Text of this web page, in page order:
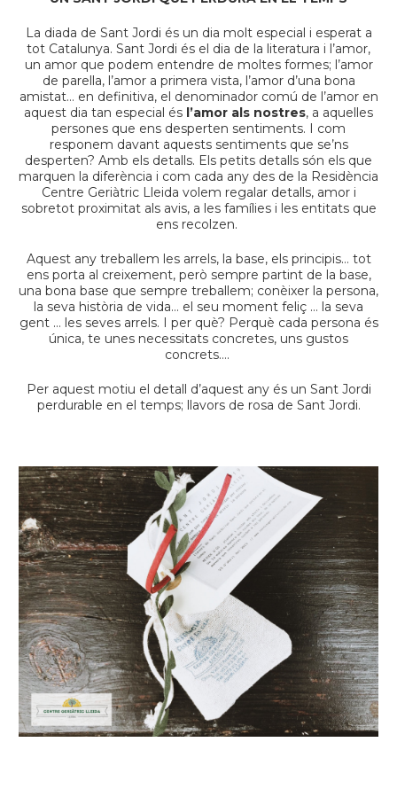
La diada de Sant Jordi és un dia molt especial i esperat a
tot Catalunya. Sant Jordi és el dia de la literatura i l’amor,
un amor que podem entendre de moltes formes; l’amor
de parella, l’amor a primera vista, l’amor d’una bona
amistat… en definitiva, el denominador comú de l’amor en
aquest dia tan especial és l’amor als nostres, a aquelles
persones que ens desperten sentiments. I com
responem davant aquests sentiments que se’ns
desperten? Amb els detalls. Els petits detalls són els que
marquen la diferència i com cada any des de la Residència
Centre Geriàtric Lleida volem regalar detalls, amor i
sobretot proximitat als avis, a les famílies i les entitats que
ens recolzen.
Aquest any treballem les arrels, la base, els principis… tot
ens porta al creixement, però sempre partint de la base,
una bona base que sempre treballem; conèixer la persona,
la seva història de vida… el seu moment feliç … la seva
gent … les seves arrels. I per què? Perquè cada persona és
única, te unes necessitats concretes, uns gustos
concrets….
Per aquest motiu el detall d’aquest any és un Sant Jordi
perdurable en el temps; llavors de rosa de Sant Jordi.